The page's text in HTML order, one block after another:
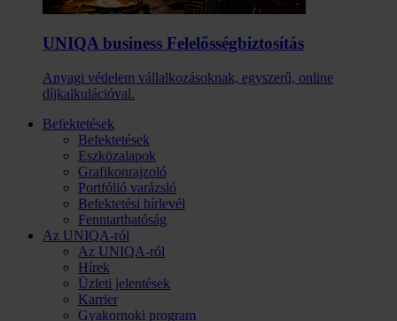
UNIQA business Felelősség­biztosítás
Anyagi védelem vállalkozásoknak, egyszerű, online
díjkalkulációval.
Befektetések
Befektetések
Eszközalapok
Grafikonrajzoló
Portfólió varázsló
Befektetési hírlevél
Fenntarthatóság
Az UNIQA-ról
Az UNIQA-ról
Hírek
Üzleti jelentések
Karrier
Gyakornoki program